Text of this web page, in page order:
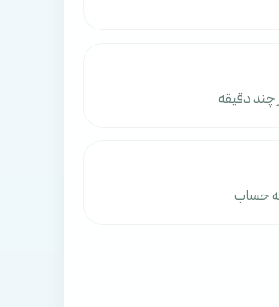
چند دقیقه
حساب